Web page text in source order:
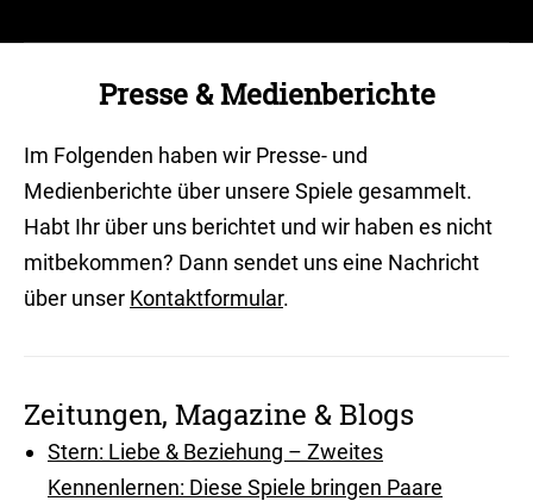
Presse & Medienberichte
Im Folgenden haben wir Presse- und
Medienberichte über unsere Spiele gesammelt.
Habt Ihr über uns berichtet und wir haben es nicht
mitbekommen? Dann sendet uns eine Nachricht
über unser Kontaktformular.
Zeitungen, Magazine & Blogs
Stern: Liebe & Beziehung – Zweites
Kennenlernen: Diese Spiele bringen Paare